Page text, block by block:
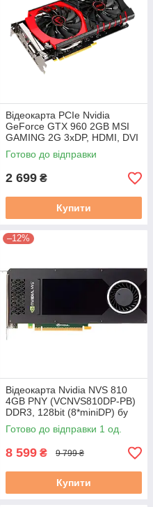
Відеокарта PCIe Nvidia
GeForce GTX 960 2GB MSI
GAMING 2G 3xDP, HDMI, DVI
б/у
Готово до відправки
2 699 ₴
Купити
–12%
Відеокарта Nvidia NVS 810
4GB PNY (VCNVS810DP-PB)
DDR3, 128bit (8*miniDP) бу
Готово до відправки 1 од.
8 599 ₴ 9 799 ₴
Купити